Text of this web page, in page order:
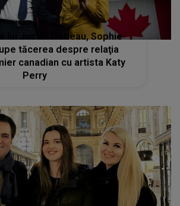
lui Justin Trudeau, Sophie
tăcerea despre relaţia
canadian cu artista Katy
Perry